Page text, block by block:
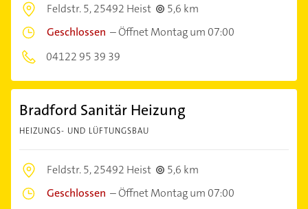
Feldstr. 5,25492 Heist
5,6 km
Geschlossen –Öffnet Montag um 07:00
04122 95 39 39
Bradford Sanitär Heizung
HEIZUNGS- UND LÜFTUNGSBAU
Feldstr. 5,25492 Heist
5,6 km
Geschlossen –Öffnet Montag um 07:00